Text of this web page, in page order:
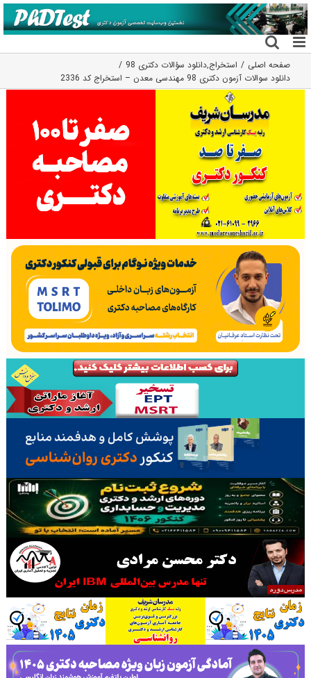
رفتن
به
محتوا
صفحه اصلی استخراج,دانلود سؤالات دکتری 98
دانلود سوالات آزمون دکتری 98 مهندسی معدن – استخراج کد 2336